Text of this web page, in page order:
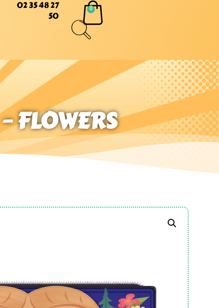
02 35 48 27
50
FLOWERS